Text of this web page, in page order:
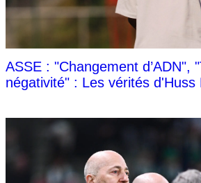
ASSE : "Changement d’ADN",
négativité" : Les vérités d'Huss